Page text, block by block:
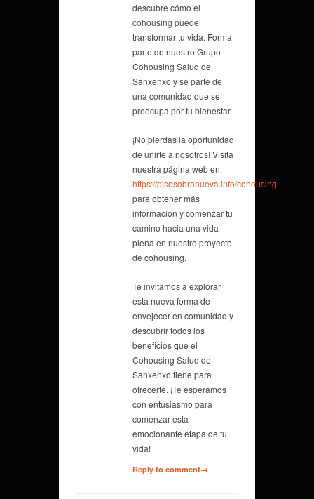
descubre cómo el
cohousing puede
transformar tu vida. Forma
parte de nuestro Grupo
Cohousing Salud de
Sanxenxo y sé parte de
una comunidad que se
preocupa por tu bienestar.
¡No pierdas la oportunidad
de unirte a nosotros! Visita
nuestra página web en:
https://pisosobranueva.info/cohousing
para obtener más
información y comenzar tu
camino hacia una vida
plena en nuestro proyecto
de cohousing.
Te invitamos a explorar
esta nueva forma de
envejecer en comunidad y
descubrir todos los
beneficios que el
Cohousing Salud de
Sanxenxo tiene para
ofrecerte. ¡Te esperamos
con entusiasmo para
comenzar esta
emocionante etapa de tu
vida!
Reply to comment→